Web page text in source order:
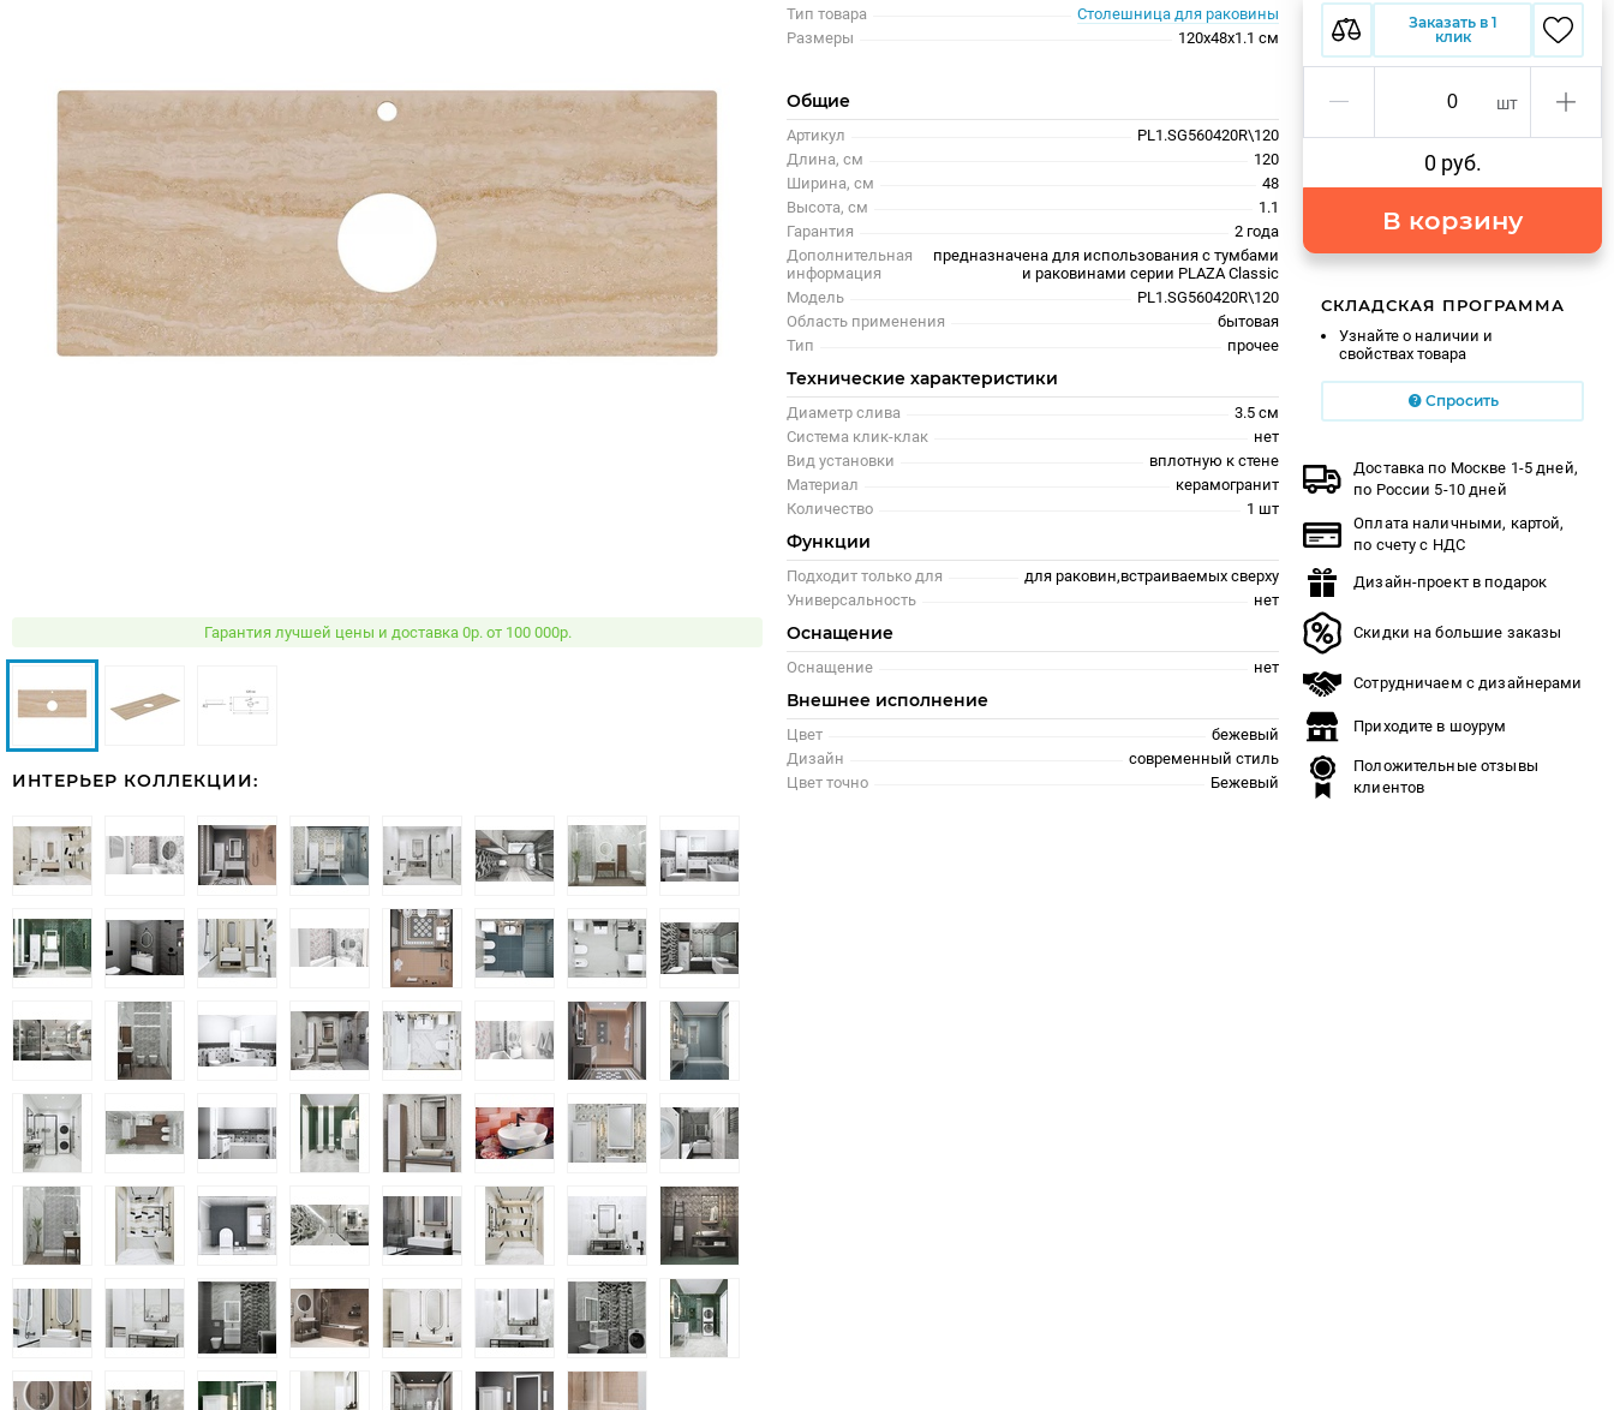
Гарантия лучшей цены и доставка 0р. от 100 000р.
ИНТЕРЬЕР КОЛЛЕКЦИИ:
Тип товара
Столешница для раковины
Размеры
120x48x1.1 см
Общие
Артикул
PL1.SG560420R\120
Длина, см
120
Ширина, см
48
Высота, см
1.1
Гарантия
2 года
Дополнительная
информация
предназначена для использования с тумбами
и раковинами серии PLAZA Classic
Модель
PL1.SG560420R\120
Область применения
бытовая
Тип
прочее
Технические характеристики
Диаметр слива
3.5 см
Система клик-клак
нет
Вид установки
вплотную к стене
Материал
керамогранит
Количество
1 шт
Функции
Подходит только для
для раковин,встраиваемых сверху
Универсальность
нет
Оснащение
Оснащение нет
Внешнее исполнение
Цвет
бежевый
Дизайн
современный стиль
Цвет точно
Бежевый
Заказать в 1
клик
шт
0 руб.
В корзину
СКЛАДСКАЯ ПРОГРАММА
Узнайте о наличии и
свойствах товара
Спросить
Доставка по Москве 1-5 дней,
по России 5-10 дней
Оплата наличными, картой,
по счету с НДС
Дизайн-проект в подарок
Скидки на большие заказы
Сотрудничаем с дизайнерами
Приходите в шоурум
Положительные отзывы
клиентов